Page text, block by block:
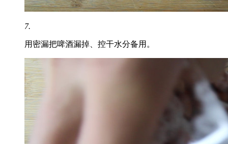
7.
用密漏把啤酒漏掉、控干水分备用。